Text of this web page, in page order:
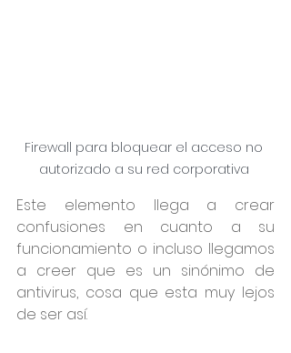
Firewall para bloquear el acceso no
autorizado a su red corporativa
Este elemento llega a crear
confusiones en cuanto a su
funcionamiento o incluso llegamos
a creer que es un sinónimo de
antivirus, cosa que esta muy lejos
de ser así.